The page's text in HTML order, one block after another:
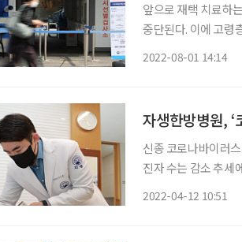
앞으로 재택 치료하
중단된다. 이에 고령층
2022-08-01 14:14
자생한방병원,
신종 코로나바이러
진자 수는 감소 추세
2022-04-12 10:51